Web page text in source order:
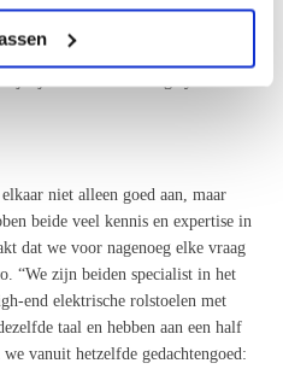
Unicum en de prachtige
niet alleen goed aan, maar
beide veel kennis en expertise in
dat we voor nagenoeg elke vraag
“We zijn beiden specialist in het
end elektrische rolstoelen met
taal en hebben aan een half
vanuit hetzelfde gedachtengoed: